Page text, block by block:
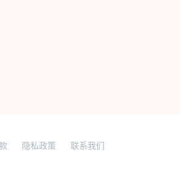
隐私政策 联系我们